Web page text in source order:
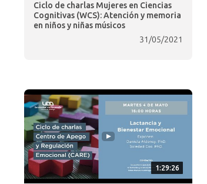
Ciclo de charlas Mujeres en Ciencias
Cognitivas (WCS): Atención y memoria
en niños y niñas músicos
31/05/2021
1:29:26